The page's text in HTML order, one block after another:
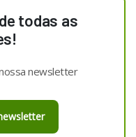
todas as
newsletter